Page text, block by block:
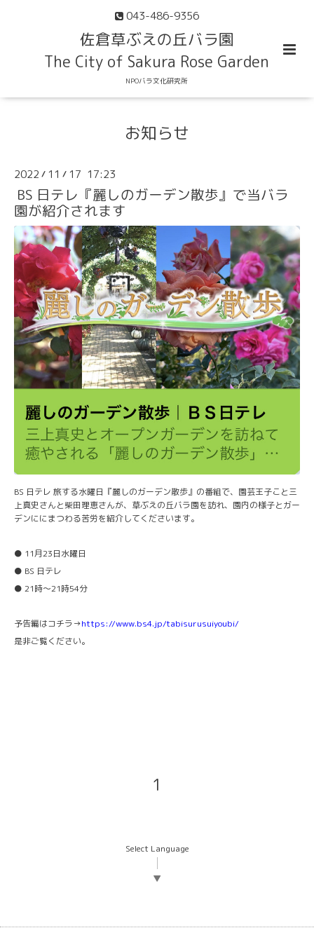
043-486-9356
佐倉草ぶえの丘バラ園
The City of Sakura Rose Garden
NPOバラ文化研究所
お知らせ
2022 / 11 / 17 17:23
BS 日テレ『麗しのガーデン散歩』で当バラ
園が紹介されます
BS 日テレ 旅する水曜日『麗しのガーデン散歩』の番組で、園芸王子こと三
上真史さんと柴田理恵さんが、草ぶえの丘バラ園を訪れ、園内の様子とガー
デンににまつわる苦労を紹介してくださいます。
● 11月23日水曜日
● BS 日テレ
● 21時～21時54分
予告編はコチラ→https://www.bs4.jp/tabisurusuiyoubi/
是非ご覧ください。
1
Select Language
▼